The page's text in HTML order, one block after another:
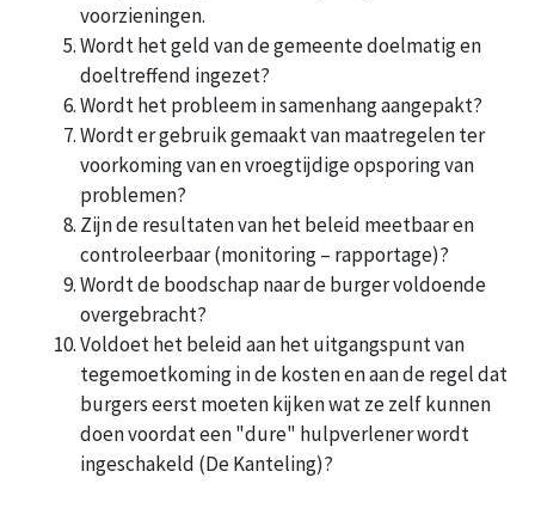
voorzieningen.
Wordt het geld van de gemeente doelmatig en
doeltreffend ingezet?
Wordt het probleem in samenhang aangepakt?
Wordt er gebruik gemaakt van maatregelen ter
voorkoming van en vroegtijdige opsporing van
problemen?
Zijn de resultaten van het beleid meetbaar en
controleerbaar (monitoring – rapportage)?
Wordt de boodschap naar de burger voldoende
overgebracht?
Voldoet het beleid aan het uitgangspunt van
tegemoetkoming in de kosten en aan de regel dat
burgers eerst moeten kijken wat ze zelf kunnen
doen voordat een "dure" hulpverlener wordt
ingeschakeld (De Kanteling)?